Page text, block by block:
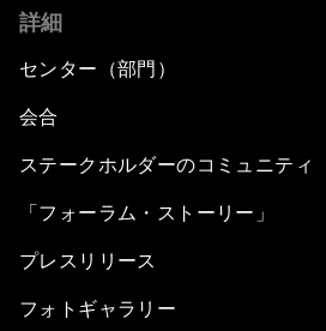
詳細
センター（部門）
会合
ステークホルダーのコミュニティ
「フォーラム・ストーリー」
プレスリリース
フォトギャラリー